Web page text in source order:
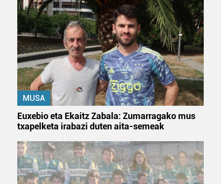
MUSA
Euxebio eta Ekaitz Zabala: Zumarragako mus
txapelketa irabazi duten aita-semeak